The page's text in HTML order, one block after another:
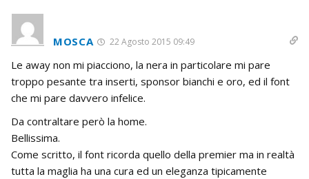
MOSCA 22 Agosto 2015 09:49
Le away non mi piacciono, la nera in particolare mi pare
troppo pesante tra inserti, sponsor bianchi e oro, ed il font
che mi pare davvero infelice.
Da contraltare però la home.
Bellissima.
Come scritto, il font ricorda quello della premier ma in realtà
tutta la maglia ha una cura ed un eleganza tipicamente